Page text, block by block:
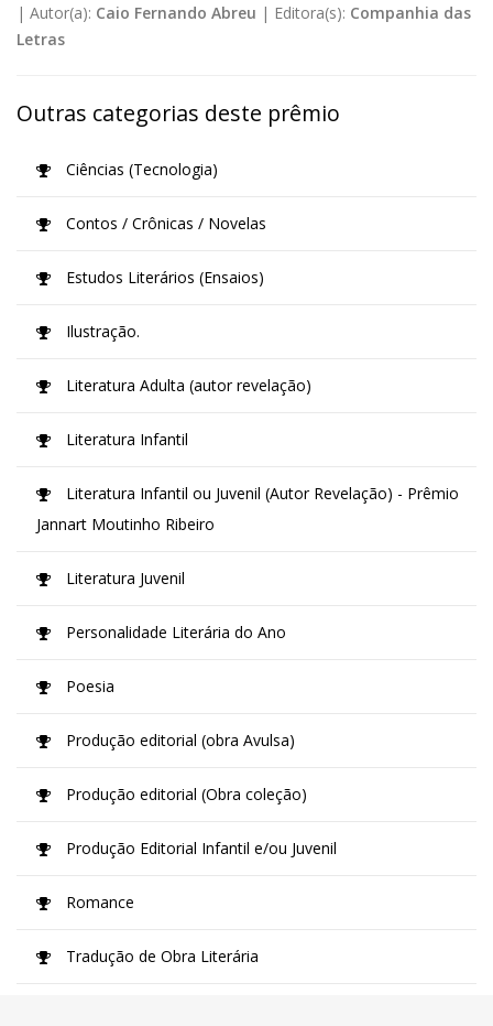
| Autor(a): Caio Fernando Abreu | Editora(s): Companhia das
Letras
Outras categorias deste prêmio
Ciências (Tecnologia)
Contos / Crônicas / Novelas
Estudos Literários (Ensaios)
Ilustração.
Literatura Adulta (autor revelação)
Literatura Infantil
Literatura Infantil ou Juvenil (Autor Revelação) - Prêmio
Jannart Moutinho Ribeiro
Literatura Juvenil
Personalidade Literária do Ano
Poesia
Produção editorial (obra Avulsa)
Produção editorial (Obra coleção)
Produção Editorial Infantil e/ou Juvenil
Romance
Tradução de Obra Literária